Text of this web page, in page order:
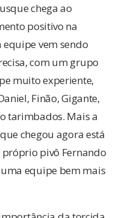
chega ao
positivo na
equipe vem sendo
com um grupo
muito experiente,
Finão, Gigante,
tarimbados. Mais a
chegou agora está
pivô Fernando
equipe bem mais